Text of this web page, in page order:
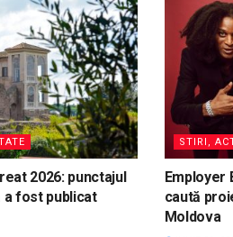
2026: punctajul
a fost publicat
STIRI,
Employer
caută
Moldova